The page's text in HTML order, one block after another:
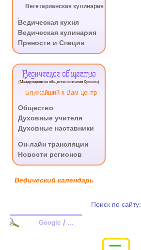
Вегетарианская кулинария
Ведическая кухня
Ведическая кулинария
Пряности и Специи
Ведическое общество
(Международное общество сознания Кришны)
Ближайший к Вам центр
Общество
Духовные учителя
Духовные наставники
Он-лайн трансляции
Новости регионов
Ведический календарь
Поиск по сайту:
Google / ...